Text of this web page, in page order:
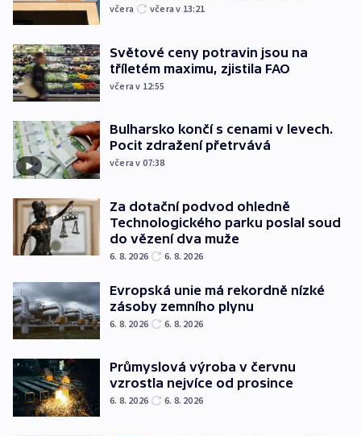
včera včera v 13:21
Světové ceny potravin jsou na
tříletém maximu, zjistila FAO
včera v 12:55
Bulharsko končí s cenami v levech.
Pocit zdražení přetrvává
včera v 07:38
Za dotační podvod ohledně
Technologického parku poslal soud
do vězení dva muže
6. 8. 2026 6. 8. 2026
Evropská unie má rekordně nízké
zásoby zemního plynu
6. 8. 2026 6. 8. 2026
Průmyslová výroba v červnu
vzrostla nejvíce od prosince
6. 8. 2026 6. 8. 2026